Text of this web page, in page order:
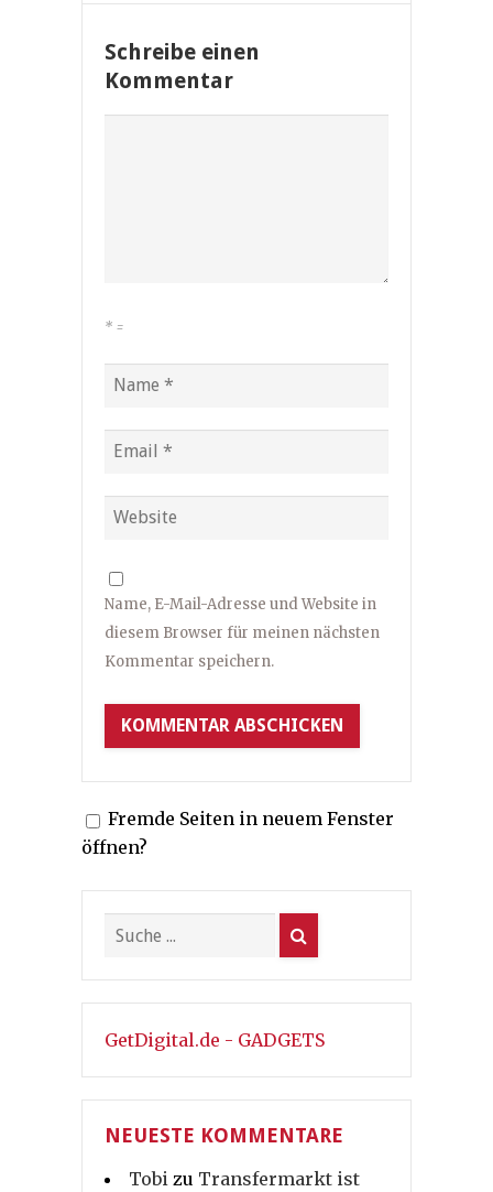
Schreibe einen
Kommentar
* =
Name, E-Mail-Adresse und Website in
diesem Browser für meinen nächsten
Kommentar speichern.
Fremde Seiten in neuem Fenster
öffnen?
GetDigital.de - GADGETS
NEUESTE KOMMENTARE
Tobi zu Transfermarkt ist